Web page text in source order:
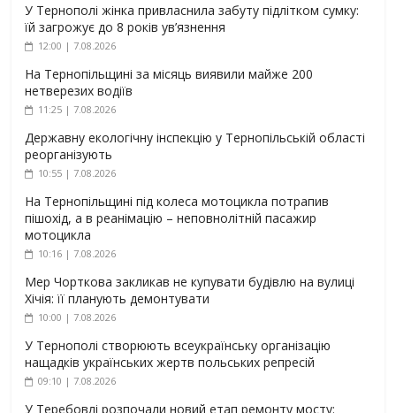
У Тернополі жінка привласнила забуту підлітком сумку:
їй загрожує до 8 років ув’язнення
12:00 | 7.08.2026
На Тернопільщині за місяць виявили майже 200
нетверезих водіїв
11:25 | 7.08.2026
Державну екологічну інспекцію у Тернопільській області
реорганізують
10:55 | 7.08.2026
На Тернопільщині під колеса мотоцикла потрапив
пішохід, а в реанімацію – неповнолітній пасажир
мотоцикла
10:16 | 7.08.2026
Мер Чорткова закликав не купувати будівлю на вулиці
Хічія: її планують демонтувати
10:00 | 7.08.2026
У Тернополі створюють всеукраїнську організацію
нащадків українських жертв польських репресій
09:10 | 7.08.2026
У Теребовлі розпочали новий етап ремонту мосту: